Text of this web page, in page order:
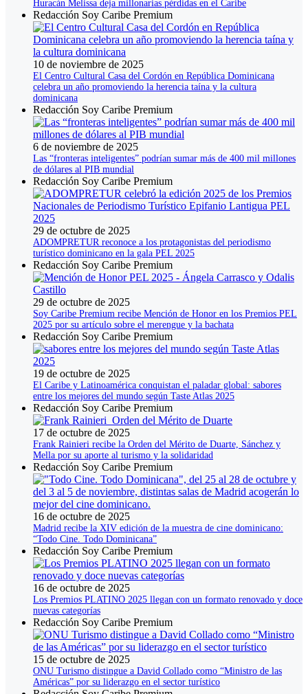
Huracán Melissa deja millonarias pérdidas en el Caribe
Redacción Soy Caribe Premium
10 de noviembre de 2025
El Centro Cultural Casa del Cordón en República Dominicana
celebra un año promoviendo la herencia taína y la cultura
dominicana
Redacción Soy Caribe Premium
6 de noviembre de 2025
Las “fronteras inteligentes” podrían sumar más de 400 mil millones
de dólares al PIB mundial
Redacción Soy Caribe Premium
29 de octubre de 2025
ADOMPRETUR reconoce a los protagonistas del periodismo
turístico dominicano en la gala PEL 2025
Redacción Soy Caribe Premium
29 de octubre de 2025
Soy Caribe Premium recibe Mención de Honor en los Premios PEL
2025 por su artículo sobre el merengue y la bachata
Redacción Soy Caribe Premium
19 de octubre de 2025
El Caribe y Latinoamérica conquistan el paladar global: sabores
entre los mejores del mundo según Taste Atlas 2025
Redacción Soy Caribe Premium
17 de octubre de 2025
Frank Rainieri recibe la Orden del Mérito de Duarte, Sánchez y
Mella por su aporte al turismo y la solidaridad
Redacción Soy Caribe Premium
16 de octubre de 2025
Madrid recibe la XIV edición de la muestra de cine dominicano:
“Todo Cine. Todo Dominicana”
Redacción Soy Caribe Premium
16 de octubre de 2025
Los Premios PLATINO 2025 llegan con un formato renovado y doce
nuevas categorías
Redacción Soy Caribe Premium
15 de octubre de 2025
ONU Turismo distingue a David Collado como “Ministro de las
Américas” por su liderazgo en el sector turístico